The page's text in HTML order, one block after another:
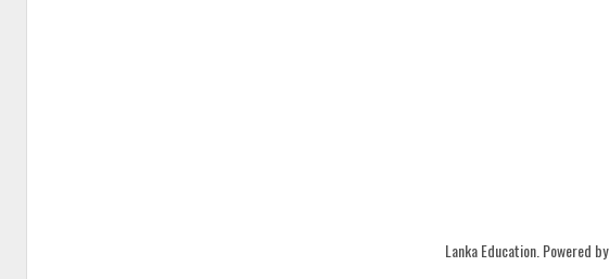
Lanka Education. Powered by